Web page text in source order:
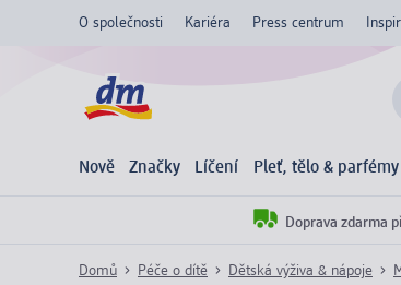
O společnosti Kariéra Press centrum
Nově Značky Líčení Pleť, tělo & parfémy
Doprava zdarma
Domů Péče o dítě Dětská výživa & nápoje